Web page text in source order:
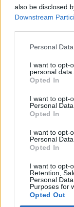
also be disclosed
Downstream
Personal
I want to opt-
personal data.
Opted In
I want to opt-
Personal Data.
Opted In
I want to opt-
Personal
Opted In
I want to opt-
Retention,
Personal
Purposes for
Opted Out
Afficher la